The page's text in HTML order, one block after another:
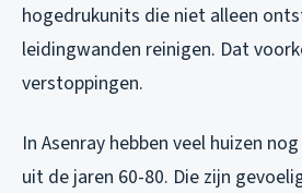
hogedrukunits die niet alleen
leidingwanden reinigen. Dat
verstoppingen.
In Asenray hebben veel huizen
uit de jaren 60-80. Die zijn